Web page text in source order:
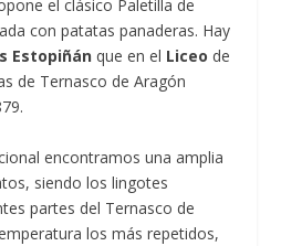
el clásico Paletilla de
con patatas panaderas. Hay
Estopiñán que en el Liceo de
de Ternasco de Aragón
encontramos una amplia
siendo los lingotes
partes del Ternasco de
los más repetidos,